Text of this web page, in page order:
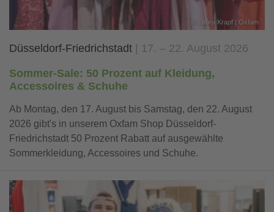
Laura Krapf | Oxfam
Düsseldorf-Friedrichstadt 17. – 22. August 2026
Sommer-Sale: 50 Prozent auf Kleidung,
Accessoires & Schuhe
Ab Montag, den 17. August bis Samstag, den 22. August
2026 gibt's in unserem Oxfam Shop Düsseldorf-
Friedrichstadt 50 Prozent Rabatt auf ausgewählte
Sommerkleidung, Accessoires und Schuhe.